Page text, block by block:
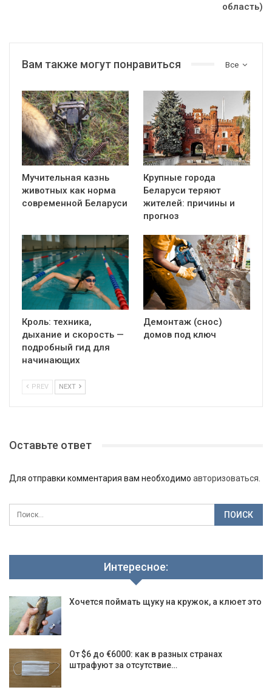
область)
Все
Вам также могут понравиться
Мучительная казнь
животных как норма
современной Беларуси
Крупные города
Беларуси теряют
жителей: причины и
прогноз
Кроль: техника,
дыхание и скорость —
подробный гид для
начинающих
Демонтаж (снос)
домов под ключ
PREV NEXT
Оставьте ответ
Для отправки комментария вам необходимо авторизоваться.
Интересное:
Хочется поймать щуку на кружок, а клюет это
От $6 до €6000: как в разных странах
штрафуют за отсутствие…